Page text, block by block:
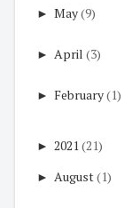
► May(9)
► April (3)
► February(1)
► 2021(21)
► August(1)